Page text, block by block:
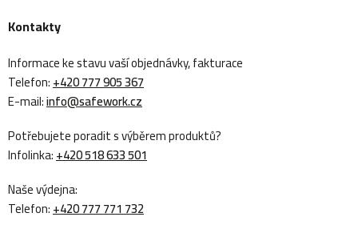
Kontakty
Informace ke stavu vaší objednávky, fakturace
Telefon:+420 777 905 367
E-mail:info@safework.cz
Potřebujete poradit s výběrem produktů?
Infolinka:+420 518 633 501
Naše výdejna:
Telefon:+420 777 771 732